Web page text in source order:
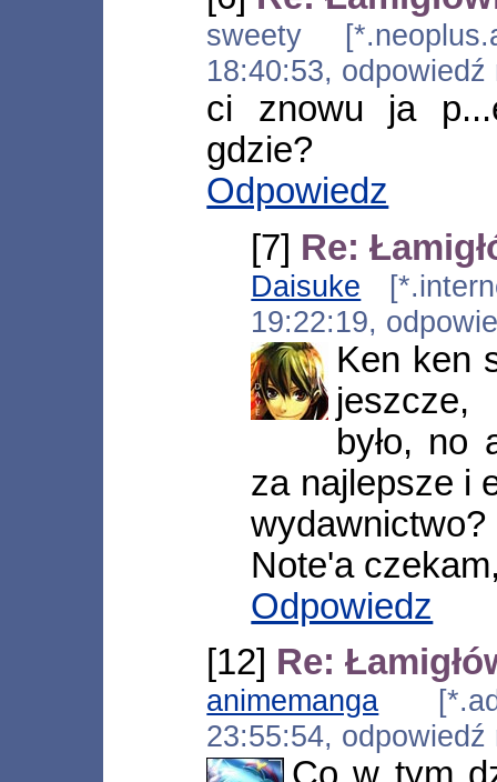
sweety
18:40:53,
ci znowu ja
gdzie?
Odpowiedz
[7] Re:
Daisuke
19:22:19,
Ken ken
jeszcze,
było, no
za najlepsze i
Note'a
Odpowiedz
[12] Re:
animemanga
23:55:54,